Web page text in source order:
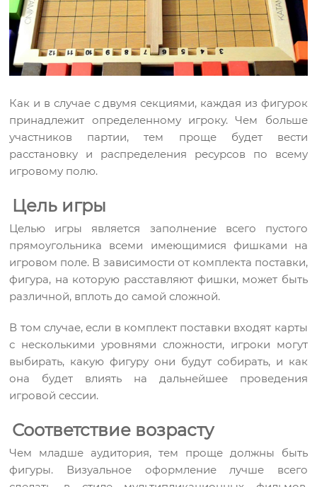
Как и в случае с двумя секциями, каждая из фигурок
принадлежит определенному игроку. Чем больше
участников партии, тем проще будет вести
расстановку и распределения ресурсов по всему
игровому полю.
Цель игры
Целью игры является заполнение всего пустого
прямоугольника всеми имеющимися фишками на
игровом поле. В зависимости от комплекта поставки,
фигура, на которую расставляют фишки, может быть
различной, вплоть до самой сложной.
В том случае, если в комплект поставки входят карты
с несколькими уровнями сложности, игроки могут
выбирать, какую фигуру они будут собирать, и как
она будет влиять на дальнейшее проведения
игровой сессии.
Соответствие возрасту
Чем младше аудитория, тем проще должны быть
фигуры. Визуальное оформление лучше всего